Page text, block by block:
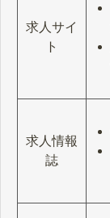
求人サイ
ト
求人情報
誌